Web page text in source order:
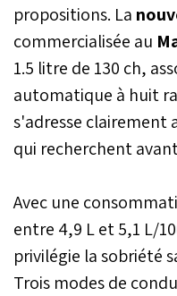
propositions. La
commercialisée au
1.5 litre de 130 ch,
automatique à huit
s'adresse clairement
qui recherchent
Avec une
entre 4,9 L et 5,1 L/
privilégie la sobriété
Trois modes de